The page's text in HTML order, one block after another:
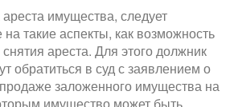
имущества, следует
такие аспекты, как возможность
ареста. Для этого должник
обратиться в суд с заявлением о
заложенного имущества на